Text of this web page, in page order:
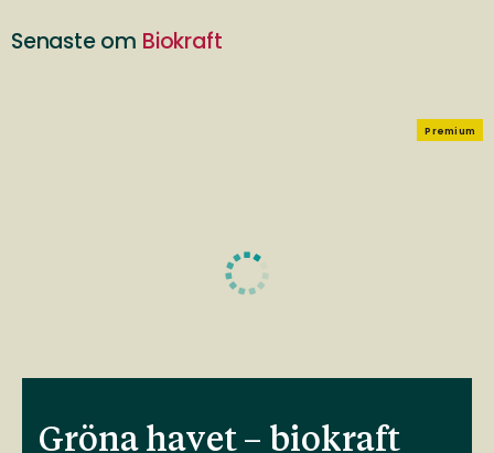
Senaste om Biokraft
Premium
Gröna havet – biokraft